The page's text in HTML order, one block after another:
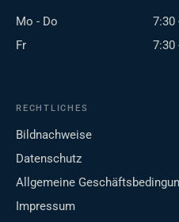
Mo - Do
7:30
Fr
7:30
RECHTLICHES
Bildnachweise
Datenschutz
Allgemeine
Impressum